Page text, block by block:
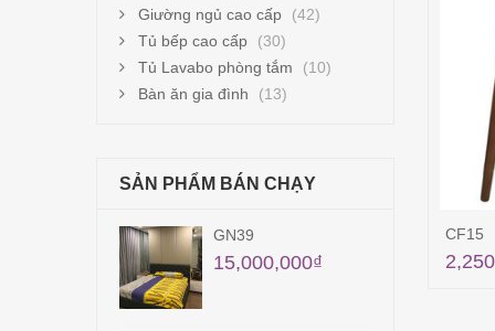
CF15
Giường ngủ cao cấp
(42)
Tủ bếp cao cấp
(30)
Tủ Lavabo phòng tắm
(10)
Bàn ăn gia đình
(13)
SẢN PHẨM BÁN CHẠY
GN39
15,000,000₫